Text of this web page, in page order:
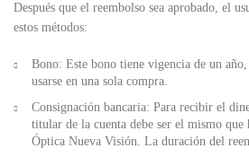
Después que el reembolso sea aprobado, el
estos métodos:
Bono: Este bono tiene vigencia de un
usarse en una sola compra.
Consignación bancaria: Para recibir el
titular de la cuenta debe ser el mismo que
Óptica Nueva Visión. La duración del